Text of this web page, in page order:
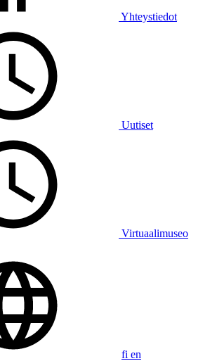
Yhteystiedot
Uutiset
Virtuaalimuseo
fi en